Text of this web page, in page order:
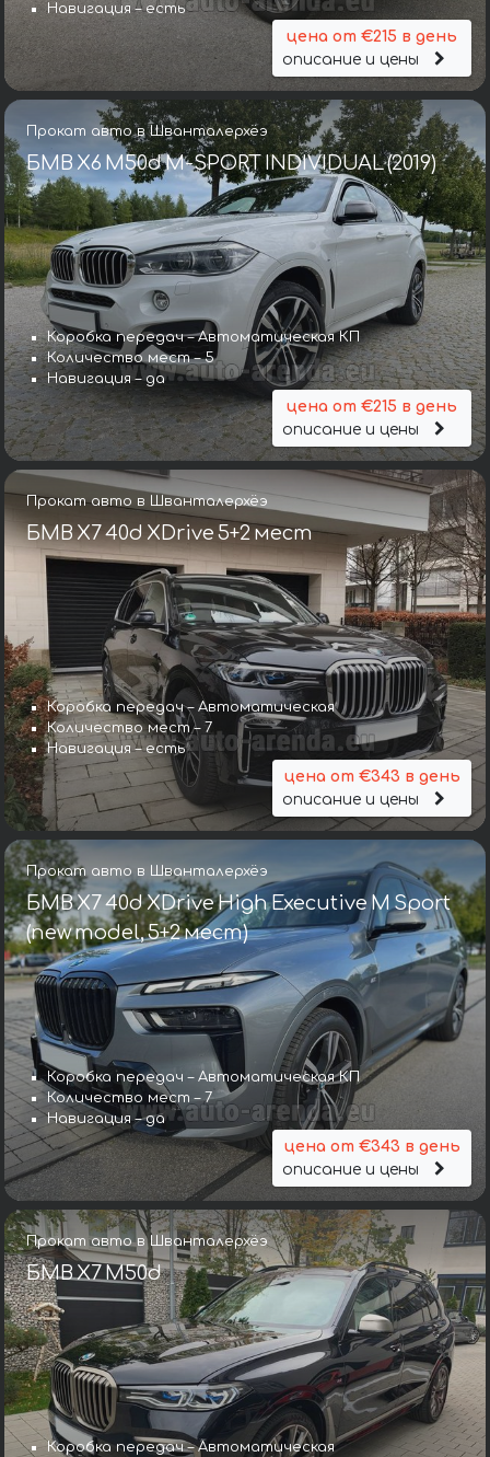
Навигация – есть
цена от €215 в день
описание и цены
Прокат авто в Шванталерхёэ
БМВ X6 M50d M-SPORT INDIVIDUAL (2019)
Коробка передач – Автоматическая КП
Количество мест – 5
Навигация – да
цена от €215 в день
описание и цены
Прокат авто в Шванталерхёэ
БМВ X7 40d XDrive 5+2 мест
Коробка передач – Автоматическая
Количество мест – 7
Навигация – есть
цена от €343 в день
описание и цены
Прокат авто в Шванталерхёэ
БМВ X7 40d XDrive High Executive M Sport
(new model, 5+2 мест)
Коробка передач – Автоматическая КП
Количество мест – 7
Навигация – да
цена от €343 в день
описание и цены
Прокат авто в Шванталерхёэ
БМВ X7 M50d
Коробка передач – Автоматическая